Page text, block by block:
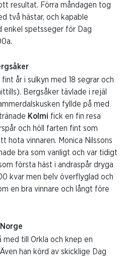
resultat. Förra måndagen tog
två hästar, och kapable
enkel spetsseger för Dag
år i sulkyn med 18 segrar och
Bergsåker tävlade i rejäl
fyllde på med
Kolmi fick en fin resa
och höll farten fint som
hota vinnaren. Monica Nilssons
bra som vanligt och var tidigt
första häst i andraspår dryga
kvar men belv överflyglad och
en bra vinnare och långt före
med till Orkla och knep en
han körd av skicklige Dag